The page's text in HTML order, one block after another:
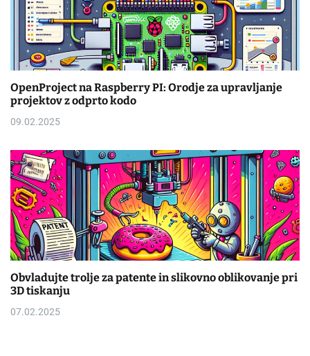
OpenProject na Raspberry PI: Orodje za upravljanje
projektov z odprto kodo
09.02.2025
Obvladujte trolje za patente in slikovno oblikovanje pri
3D tiskanju
07.02.2025